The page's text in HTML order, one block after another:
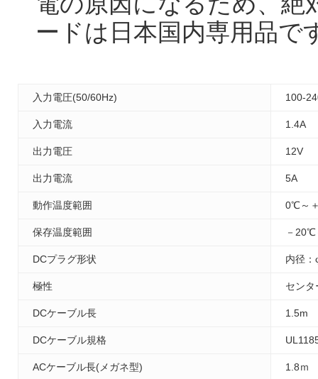
ードは日本国内専用品で
入力電圧(50/60Hz) 100-
入力電流 1.4A
出力電圧 12V
出力電流 5A
動作温度範囲 0℃～
保存温度範囲 －
DCプラグ形状 内径
極性 センタ
DCケーブル長 1.5m
DCケーブル規格
ACケーブル長(メガネ型) 1.8ｍ